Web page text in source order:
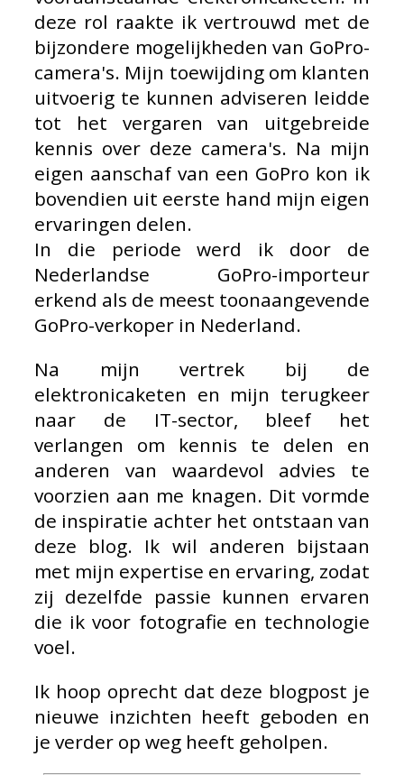
deze rol raakte ik vertrouwd met de
bijzondere mogelijkheden van GoPro-
camera's. Mijn toewijding om klanten
uitvoerig te kunnen adviseren leidde
tot het vergaren van uitgebreide
kennis over deze camera's. Na mijn
eigen aanschaf van een GoPro kon ik
bovendien uit eerste hand mijn eigen
ervaringen delen.
In die periode werd ik door de
Nederlandse GoPro-importeur
erkend als de meest toonaangevende
GoPro-verkoper in Nederland.
Na mijn vertrek bij de
elektronicaketen en mijn terugkeer
naar de IT-sector, bleef het
verlangen om kennis te delen en
anderen van waardevol advies te
voorzien aan me knagen. Dit vormde
de inspiratie achter het ontstaan van
deze blog. Ik wil anderen bijstaan
met mijn expertise en ervaring, zodat
zij dezelfde passie kunnen ervaren
die ik voor fotografie en technologie
voel.
Ik hoop oprecht dat deze blogpost je
nieuwe inzichten heeft geboden en
je verder op weg heeft geholpen.